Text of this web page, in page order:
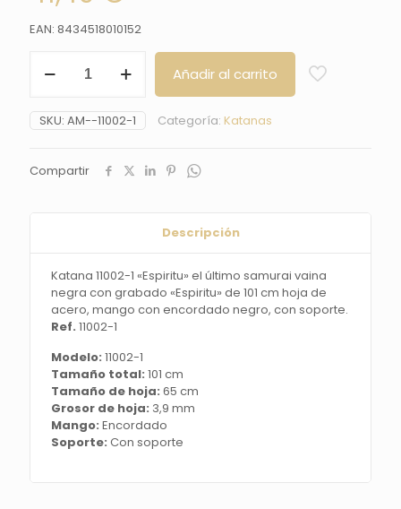
EAN: 8434518010152
11002-
"Espiritu"
el
vaina
hoja
mango
encordado
negro,
soporte.
Añadir al carrito
SKU: AM--11002-1 Categoría: Katanas
Compartir
Descripción
Katana 11002-1 «Espiritu» el último samurai vaina
negra con grabado «Espiritu» de 101 cm hoja de
acero, mango con encordado negro, con soporte.
Ref. 11002-1
Modelo: 11002-1
Tamaño total: 101 cm
Tamaño de hoja: 65 cm
Grosor de hoja: 3,9 mm
Mango: Encordado
Soporte:Con soporte